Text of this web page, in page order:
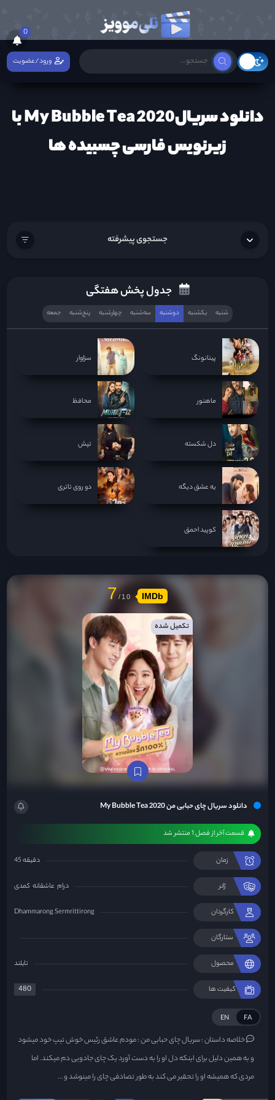
0
ورود/عضویت
دانلود سریالMy Bubble Tea 2020 با
زیرنویس فارسی چسبیده ها
جستجوی پیشرفته
جدول پخش هفتگی
شنبه یکشنبه دوشنبه سه‌‌شنبه چهارشنبه پنج‌شنبه جمعه
پینانونگ سزاوار
ماهنور محافظ
دل شکسته تپش
یه عشق دیگه دو روی تاتری
کوپید احمق
دانلود سریال چای حبابی من My Bubble Tea 2020
قسمت آخر از فصل 1 منتشر شد
زمان 45 دقیقه
ژانر درام عاشقانه کمدی
کارگردان Dhammarong Sermrittirong
ستارگان
محصول تایلند
کیفیت ها 480
FA
EN
خلاصه داستان :سریال چای حبابی من : مودم عاشق رئیس خوش تیپ خود میشود
و به همین دلیل برای اینکه دل او را به دست آورد یک چای جادویی دم میکند. اما
مردی که همیشه او را تحقیر می کند به طور تصادفی چای را مینوشد و …
7 IMDb
تکمیل شده